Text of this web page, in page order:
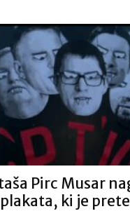
Pirc Musar
ki je